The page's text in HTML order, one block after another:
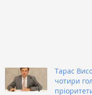
Тарас
чотири